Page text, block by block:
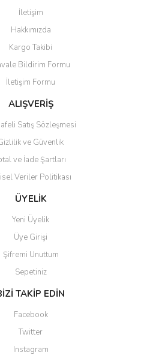
veya görüntülenemiyor.
bilgiler bulunuyor.
bulunuyor.
daha pahalı.
alternatifler olmalı.
Gönder
İletişim
Hakkımızda
Kargo Takibi
Bildirim Formu
İletişim Formu
ALIŞVERİŞ
Satış Sözleşmesi
ve Güvenlik
ve İade Şartları
Veriler Politikası
ÜYELİK
Yeni Üyelik
Üye Girişi
Şifremi Unuttum
Sepetiniz
TAKİP EDİN
Facebook
Twitter
Instagram